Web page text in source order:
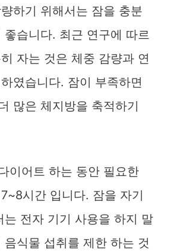
하기 위해서는 잠을 충분
좋습니다. 최근 연구에 따르
자는 것은 체중 감량과 연
였습니다. 잠이 부족하면
많은 체지방을 축적하기
이어트 하는 동안 필요한
시간 입니다. 잠을 자기
는 전자 기기 사용을 하지 말
음식물 섭취를 제한 하는 것